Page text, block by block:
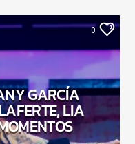
0
GARCÍA
LIA